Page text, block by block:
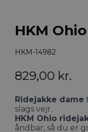
HKM
HKM-14982
829,00 kr.
Ridejakke dame
slags vejr.
HKM Ohio
åndbar, så du er